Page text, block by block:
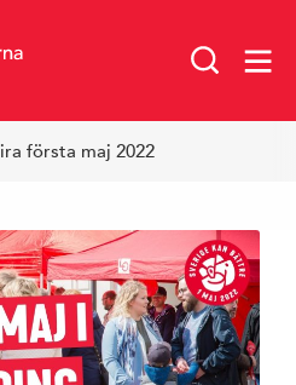
Fira första maj 2022